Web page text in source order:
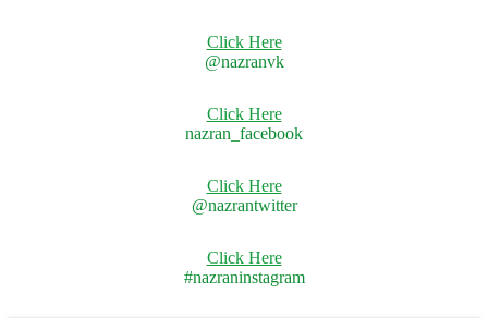
Click Here
@nazranvk
Click Here
nazran_facebook
Click Here
@nazrantwitter
Click Here
#nazraninstagram